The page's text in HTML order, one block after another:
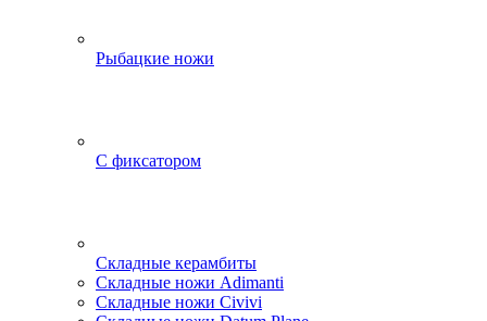
Рыбацкие ножи
С фиксатором
Складные керамбиты
Складные ножи Adimanti
Складные ножи Civivi